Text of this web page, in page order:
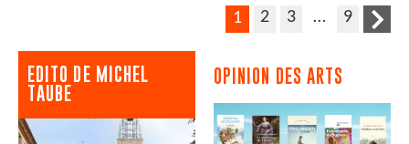
1 2 3 … 9
EDITO DE MICHEL
TAUBE
OPINION DES ARTS